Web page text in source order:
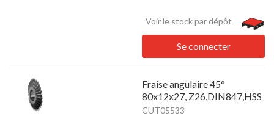
Voir le stock par dépôt
Se connecter
Fraise angulaire 45°
80x12x27, Z26,DIN847,HSS
CUT05533